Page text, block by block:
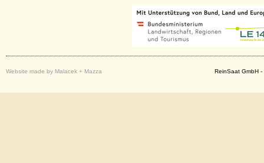
Website made by Malacek + Mazza ReinSaat GmbH